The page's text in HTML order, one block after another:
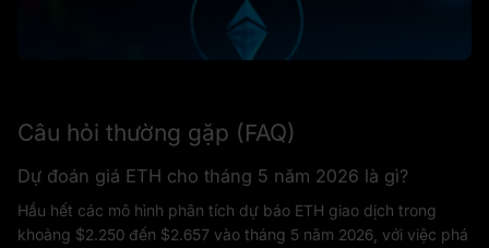
Câu hỏi thường gặp (FAQ)
Dự đoán giá ETH cho tháng 5 năm 2026 là gì?
Hầu hết các mô hình phân tích dự báo ETH giao dịch trong
khoảng $2.250 đến $2.657 vào tháng 5 năm 2026, với việc phá